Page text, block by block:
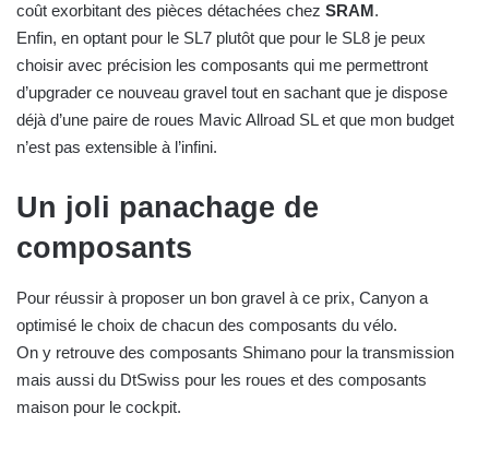
coût exorbitant des pièces détachées chez SRAM .
Enfin, en optant pour le SL7 plutôt que pour le SL8 je peux
choisir avec précision les composants qui me permettront
d’upgrader ce nouveau gravel tout en sachant que je dispose
déjà d’une paire de roues Mavic Allroad SL et que mon budget
n’est pas extensible à l’infini.
Un joli panachage de
composants
Pour réussir à proposer un bon gravel à ce prix, Canyon a
optimisé le choix de chacun des composants du vélo.
On y retrouve des composants Shimano pour la transmission
mais aussi du DtSwiss pour les roues et des composants
maison pour le cockpit.